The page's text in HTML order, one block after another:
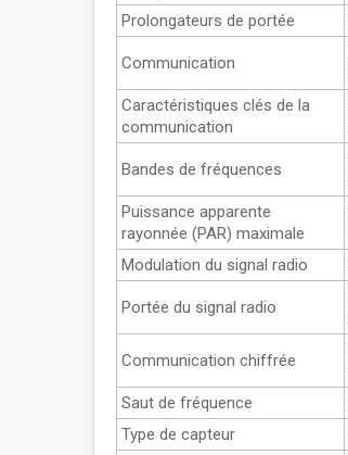
Prolongateurs de portée
Communication
Caractéristiques clés de la
communication
Bandes de fréquences
Puissance apparente
rayonnée (PAR) maximale
Modulation du signal radio
Portée du signal radio
Communication chiffrée
Saut de fréquence
Type de capteur